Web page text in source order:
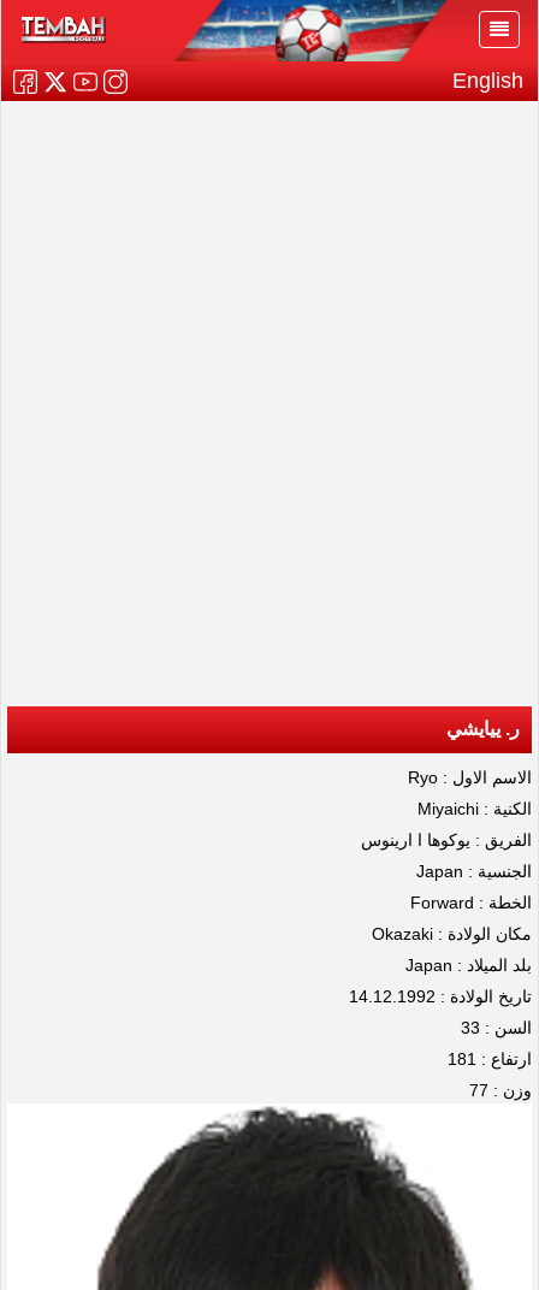
English
ر. ييايشي
الاسم الاول : Ryo
الكنية : Miyaichi
الفريق : يوكوها ا ارينوس
الجنسية : Japan
الخطة : Forward
مكان الولادة : Okazaki
بلد الميلاد : Japan
تاريخ الولادة : 14.12.1992
السن : 33
ارتفاع : 181
وزن : 77